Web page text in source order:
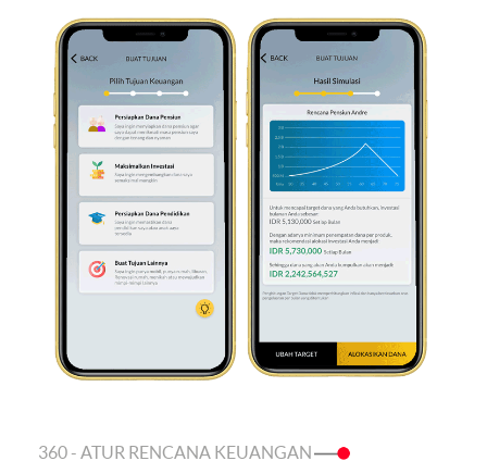
360 - ATUR RENCANA KEUANGAN